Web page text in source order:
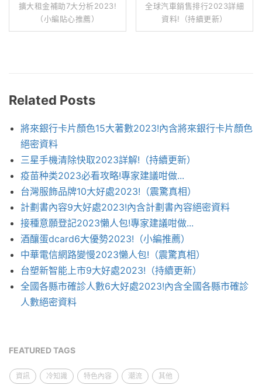
擴大租金補助7大分析2023!
（小編貼心推薦）
全球汽車銷售排行2023詳細
資料!（持續更新）
Related Posts
將來銀行卡片顏色15大著數2023!內含將來銀行卡片顏色
絕密資料
三星手機清除快取2023詳解!（持續更新）
疫苗种类2023必看攻略!專家建議咁做...
台灣服飾品牌10大好處2023!（震驚真相）
計劃書內容9大好處2023!內含計劃書內容絕密資料
接種意願登記2023懶人包!專家建議咁做...
酒釀蛋dcard6大優勢2023!（小編推薦）
中華電信網路變慢2023懶人包!（震驚真相）
台塑新智能上市9大好處2023!（持續更新）
全國各縣市確診人數6大好處2023!內含全國各縣市確診
人數絕密資料
FEATURED TAGS
資訊 冷知識 特色內容 潮流 其他